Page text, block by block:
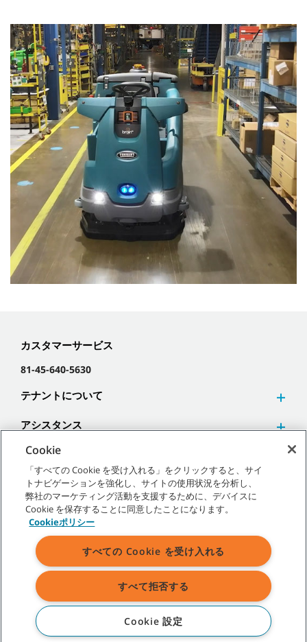
カスタマーサービス
81-45-640-5630
テナントについて
アシスタンス
©2026テナントカンパニー 無断複写･転載を禁じます。
サイトマップ|一般ポリシー|利用規約|販売条件
表示されている弊社商標およびロゴに関するすべての権利はテナント
カンパニーあるいはその関連会社、子会社に帰属します。
Cookie
「すべての Cookie を受け入れる」をクリックすると、サイ
トナビゲーションを強化し、サイトの使用状況を分析し、
弊社のマーケティング活動を支援するために、デバイスに
Cookie を保存することに同意したことになります。
Cookieポリシー
すべての Cookie を受け入れる
すべて拒否する
Cookie 設定